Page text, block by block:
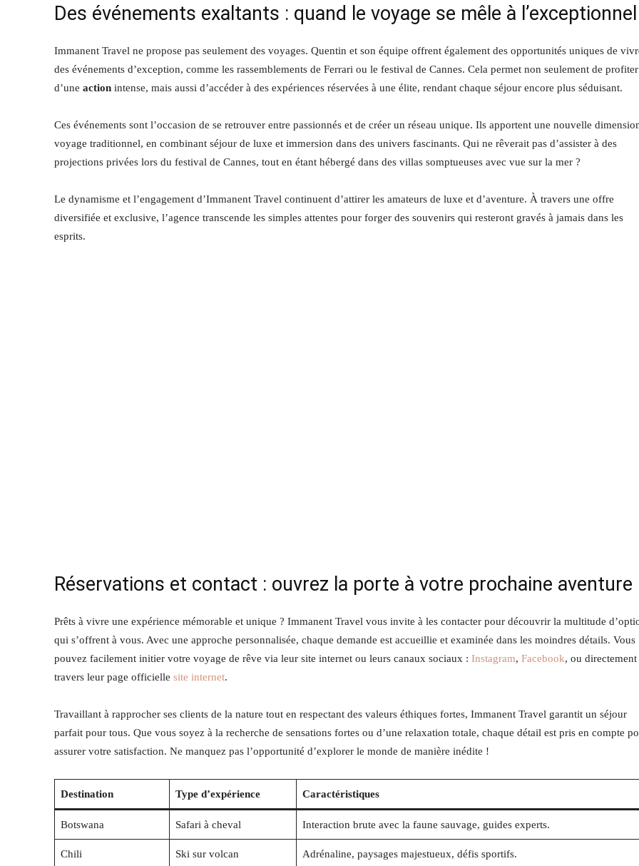
Des événements exaltants : quand le voyage se mêle à l’exceptionnel
Immanent Travel ne propose pas seulement des voyages. Quentin et son équipe offrent également des opportunités uniques de
des événements d’exception, comme les rassemblements de Ferrari ou le festival de Cannes. Cela permet non seulement de profiter
d’une action intense, mais aussi d’accéder à des expériences réservées à une élite, rendant chaque séjour encore plus séduisant.
Ces événements sont l’occasion de se retrouver entre passionnés et de créer un réseau unique. Ils apportent une nouvelle
voyage traditionnel, en combinant séjour de luxe et immersion dans des univers fascinants. Qui ne rêverait pas d’assister à des
projections privées lors du festival de Cannes, tout en étant hébergé dans des villas somptueuses avec vue sur la mer ?
Le dynamisme et l’engagement d’Immanent Travel continuent d’attirer les amateurs de luxe et d’aventure. À travers une offre
diversifiée et exclusive, l’agence transcende les simples attentes pour forger des souvenirs qui resteront gravés à jamais dans les
esprits.
Réservations et contact : ouvrez la porte à votre prochaine aventure
Prêts à vivre une expérience mémorable et unique ? Immanent Travel vous invite à les contacter pour découvrir la multitude
qui s’offrent à vous. Avec une approche personnalisée, chaque demande est accueillie et examinée dans les moindres détails. Vous
pouvez facilement initier votre voyage de rêve via leur site internet ou leurs canaux sociaux : Instagram, Facebook, ou directement
travers leur page officielle site internet.
Travaillant à rapprocher ses clients de la nature tout en respectant des valeurs éthiques fortes, Immanent Travel garantit un séjour
parfait pour tous. Que vous soyez à la recherche de sensations fortes ou d’une relaxation totale, chaque détail est pris en compte
assurer votre satisfaction. Ne manquez pas l’opportunité d’explorer le monde de manière inédite !
Destination Type d’expérience Caractéristiques
Botswana Safari à cheval Interaction brute avec la faune sauvage, guides experts.
Chili Ski sur volcan Adrénaline, paysages majestueux, défis sportifs.